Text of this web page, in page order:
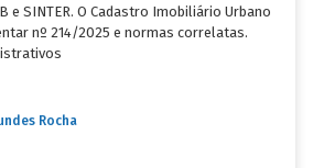
e SINTER. O Cadastro Imobiliário Urbano
nº 214/2025 e normas correlatas.
Rocha